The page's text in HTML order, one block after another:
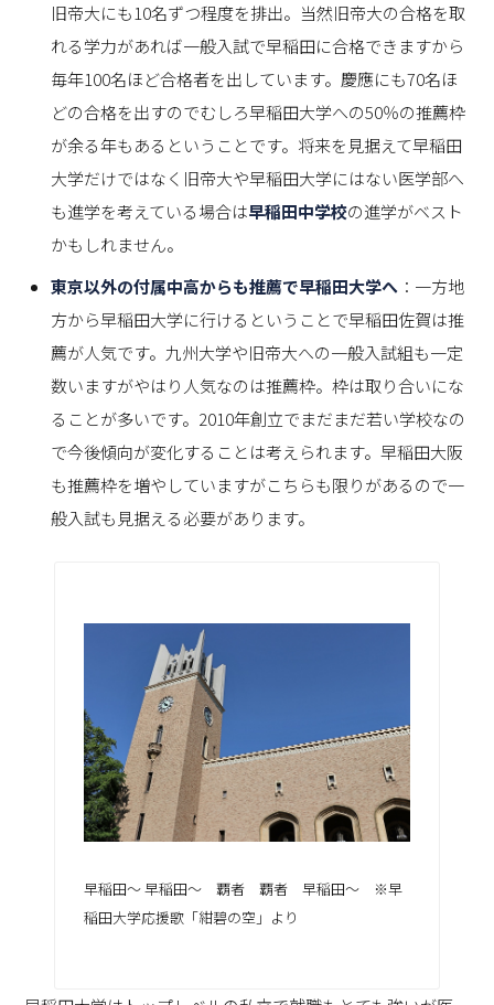
旧帝大にも10名ずつ程度を排出。当然旧帝大の合格を取
れる学力があれば一般入試で早稲田に合格できますから
毎年100名ほど合格者を出しています。慶應にも70名ほ
どの合格を出すのでむしろ早稲田大学への50％の推薦枠
が余る年もあるということです。将来を見据えて早稲田
大学だけではなく旧帝大や早稲田大学にはない医学部へ
も進学を考えている場合は早稲田中学校の進学がベスト
かもしれません。
東京以外の付属中高からも推薦で早稲田大学へ ：一方地
方から早稲田大学に行けるということで早稲田佐賀は推
薦が人気です。九州大学や旧帝大への一般入試組も一定
数いますがやはり人気なのは推薦枠。枠は取り合いにな
ることが多いです。2010年創立でまだまだ若い学校なの
で今後傾向が変化することは考えられます。早稲田大阪
も推薦枠を増やしていますがこちらも限りがあるので一
般入試も見据える必要があります。
早稲田～ 早稲田～ 覇者 覇者 早稲田～ ※早
稲田大学応援歌「紺碧の空」より